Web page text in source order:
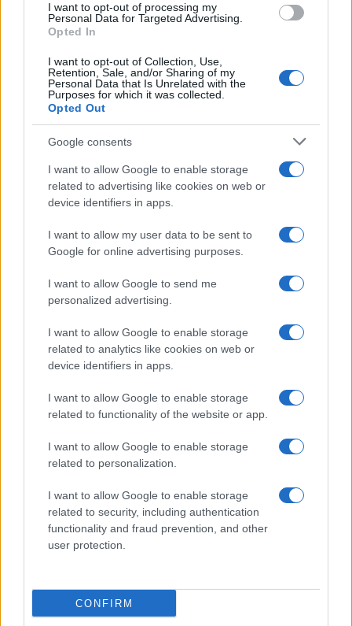
consent section.
I want to opt-out of processing my
Personal Data for Targeted Advertising.
Opted In
I want to opt-out of Collection, Use,
Retention, Sale, and/or Sharing of my
Personal Data that Is Unrelated with the
Purposes for which it was collected.
Opted Out
Google consents
I want to allow Google to enable storage
related to advertising like cookies on web or
device identifiers in apps.
I want to allow my user data to be sent to
Google for online advertising purposes.
I want to allow Google to send me
personalized advertising.
I want to allow Google to enable storage
related to analytics like cookies on web or
device identifiers in apps.
I want to allow Google to enable storage
related to functionality of the website or app.
I want to allow Google to enable storage
related to personalization.
I want to allow Google to enable storage
related to security, including authentication
functionality and fraud prevention, and other
user protection.
CONFIRM
Da Kiev a Roma, istruzioni per fabbricare un nemico interno
Facebook
Twitter
Preferenze Privacy
Syndication
Globalist
Globalscience
Globalsport
Salute
GiULia
Prima Pagina
Giornale dello
Spettacolo
Wondernet